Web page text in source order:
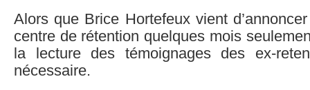
Alors que Brice Hortefeux vient
centre de rétention quelques mois
la lecture des témoignages des ex-
nécessaire.